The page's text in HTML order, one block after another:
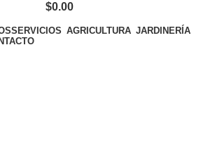
$0.00
SERVICIOS AGRICULTURA JARDINERÍA